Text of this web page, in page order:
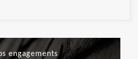
engagements